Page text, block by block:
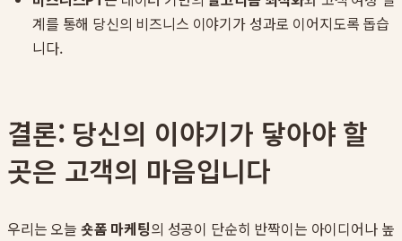
계를 통해 당신의 비즈니스 이야기가 성과로 이어지도록 돕습
니다.
결론: 당신의 이야기가 닿아야 할
곳은 고객의 마음입니다
우리는 오늘 숏폼 마케팅의 성공이 단순히 반짝이는 아이디어나 높